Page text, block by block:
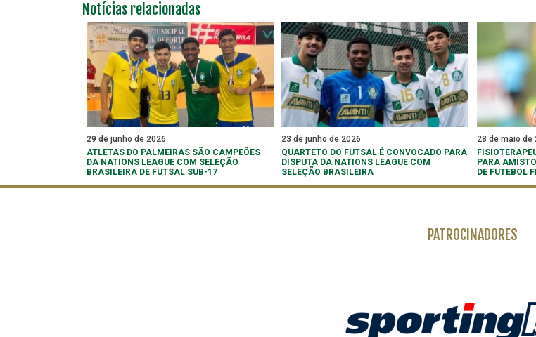
Notícias relacionadas
29 de junho de 2026
ATLETAS DO PALMEIRAS SÃO CAMPEÕES
DA NATIONS LEAGUE COM SELEÇÃO
BRASILEIRA DE FUTSAL SUB-17
23 de junho de 2026
QUARTETO DO FUTSAL É CONVOCADO PARA
DISPUTA DA NATIONS LEAGUE COM
SELEÇÃO BRASILEIRA
28 de maio de
PARA
DE FUTEBOL
PATROCINADORES